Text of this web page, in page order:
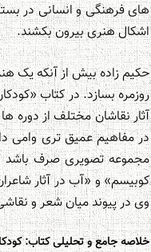
های فرهنگی و انسانی در
اشکال هنری بیرون بکشند.
حکیم زاده بیش از آنکه یک
آثار نقاشان مختلف از دوره
در مفاهیم عمیق تری وامی
مجموعه تصویری صرف
کوبیسم» و «آب در آثار
وی در پیوند میان شعر و
خلاصه جامع و تحلیلی کتاب: